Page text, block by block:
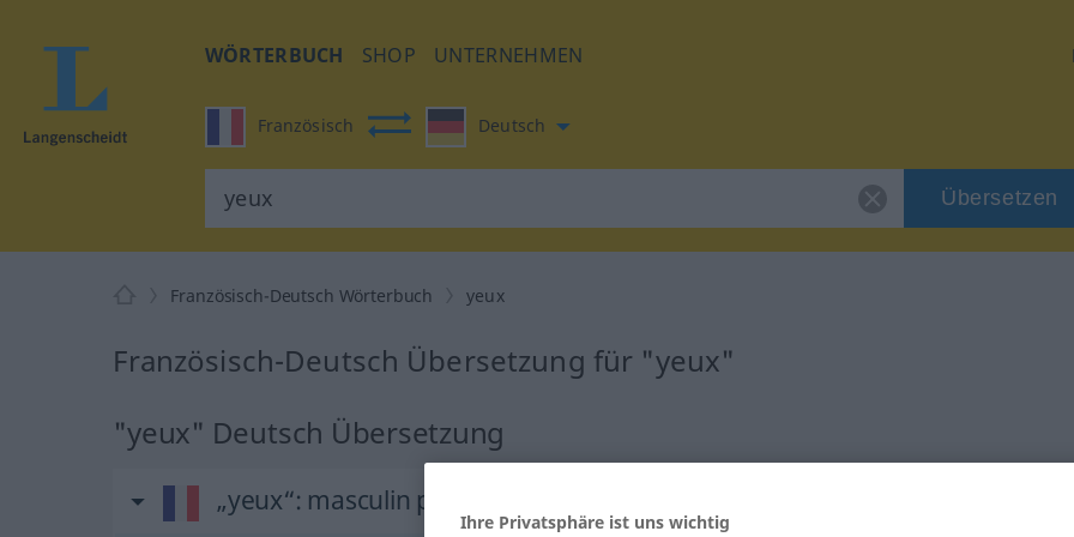
WÖRTERBUCH SHOP UNTERNEHMEN
Französisch Deutsch
Übersetzen
Französisch-Deutsch Wörterbuch yeux
Französisch-Deutsch Übersetzung für "yeux"
"yeux" Deutsch Übersetzung
„yeux“: masculin pluriel
Ihre Privatsphäre ist uns wichtig